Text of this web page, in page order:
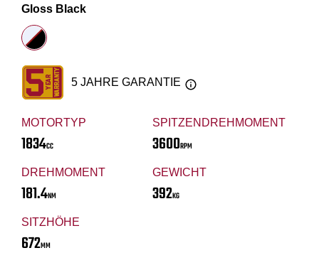
MOTORTYP
1834CC
SPITZENDREHMOMENT
3600RPM
DREHMOMENT
181.4NM
GEWICHT
392KG
SITZHÖHE
672MM
Gloss Black
5 JAHRE GARANTIE